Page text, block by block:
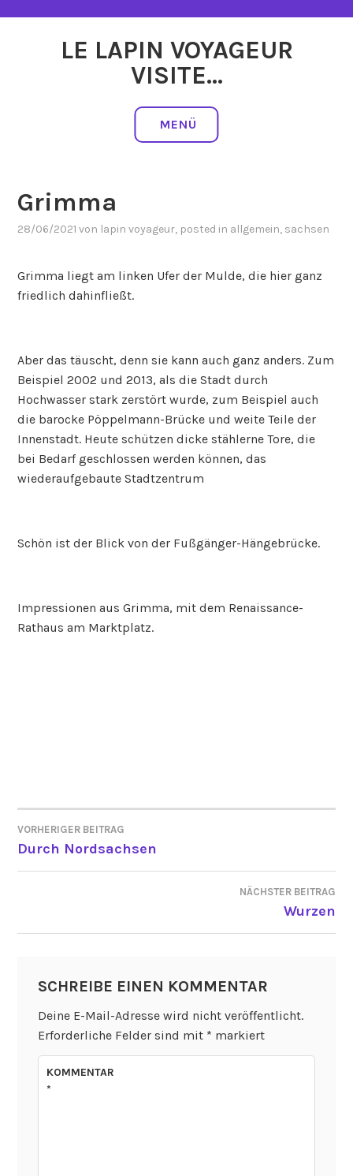
LE LAPIN VOYAGEUR
VISITE…
MENÜ
Grimma
28/06/2021 von lapin voyageur, posted in allgemein, sachsen
Grimma liegt am linken Ufer der Mulde, die hier ganz
friedlich dahinfließt.
Aber das täuscht, denn sie kann auch ganz anders. Zum
Beispiel 2002 und 2013, als die Stadt durch
Hochwasser stark zerstört wurde, zum Beispiel auch
die barocke Pöppelmann-Brücke und weite Teile der
Innenstadt. Heute schützen dicke stählerne Tore, die
bei Bedarf geschlossen werden können, das
wiederaufgebaute Stadtzentrum
Schön ist der Blick von der Fußgänger-Hängebrücke.
Impressionen aus Grimma, mit dem Renaissance-
Rathaus am Marktplatz.
BEITRAGSNAVIGATION
VORHERIGER BEITRAG
Durch Nordsachsen
NÄCHSTER BEITRAG
Wurzen
SCHREIBE EINEN KOMMENTAR
Deine E-Mail-Adresse wird nicht veröffentlicht.
Erforderliche Felder sind mit * markiert
KOMMENTAR
*